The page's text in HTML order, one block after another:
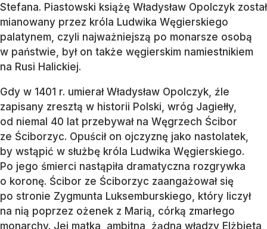
Stefana. Piastowski książę Władysław Opolczyk został
mianowany przez króla Ludwika Węgierskiego
palatynem, czyli najważniejszą po monarsze osobą
w państwie, był on także węgierskim namiestnikiem
na Rusi Halickiej.
Gdy w 1401 r. umierał Władysław Opolczyk, źle
zapisany zresztą w historii Polski, wróg Jagiełły,
od niemal 40 lat przebywał na Węgrzech Ścibor
ze Ściborzyc. Opuścił on ojczyznę jako nastolatek,
by wstąpić w służbę króla Ludwika Węgierskiego.
Po jego śmierci nastąpiła dramatyczna rozgrywka
o koronę. Ścibor ze Ściborzyc zaangażował się
po stronie Zygmunta Luksemburskiego, który liczył
na nią poprzez ożenek z Marią, córką zmarłego
monarchy. Jej matka, ambitna, żądna władzy Elżbieta